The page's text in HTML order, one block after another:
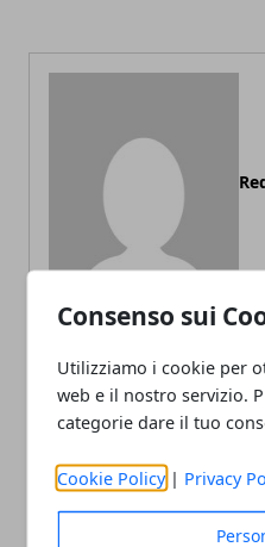
Consenso sui
Utilizziamo i cookie per
web e il nostro servizio.
categorie dare il tuo
Cookie Policy | Privacy
ARTICOLI CORRELATI